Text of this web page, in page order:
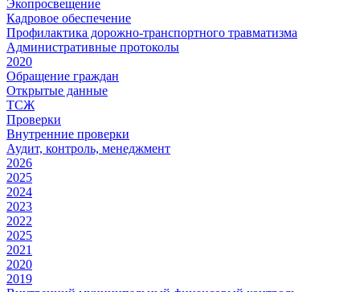
Экопросвещение
Кадровое обеспечение
Профилактика дорожно-транспортного травматизма
Административные протоколы
2020
Обращение граждан
Открытые данные
ТСЖ
Проверки
Внутренние проверки
Аудит, контроль, менеджмент
2026
2025
2024
2023
2022
2025
2021
2020
2019